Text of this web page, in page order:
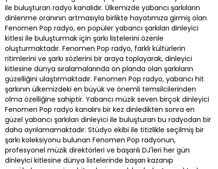
ile buluşturan radyo kanalıdır. Ülkemizde yabancı şarkıların
dinlenme oranının artmasıyla birlikte hayatımıza girmiş olan
Fenomen Pop radyo, en popüler yabancı şarkıları dinleyici
kitlesi ile buluşturmak için şarkı listelerini özenle
oluşturmaktadır. Fenomen Pop radyo, farklı kültürlerin
ritimlerini ve şarkı sözlerini bir araya toplayarak, dinleyici
kitlesine dünya sıralamalarında ön planda olan şarkıların
güzelliğini ulaştırmaktadır. Fenomen Pop radyo, yabancı hit
şarkının ülkemizdeki en büyük ve önemli temsilcilerinden
olma özelliğine sahiptir. Yabancı müzik seven birçok dinleyici
Fenomen Pop radyo kanalını bir kez dinledikten sonra en
güzel yabancı şarkıları dinleyici ile buluşturan bu radyodan bir
daha ayrılamamaktadır. Stüdyo ekibi ile titizlikle seçilmiş bir
şarkı koleksiyonu bulunan Fenomen Pop radyonun,
profesyonel müzik direktörleri ve başarılı DJ'leri her gün
dinleyici kitlesine dünya listelerinde başarı kazanıp